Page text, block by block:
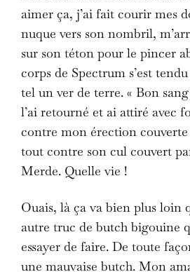
aimer ça, j’ai fait courir mes
nuque vers son nombril,
sur son téton pour le pincer
corps de Spectrum s’est
tel un ver de terre. « Bon
l’ai retourné et ai attiré avec
contre mon érection
tout contre son cul couvert
Merde. Quelle vie !
Ouais, là ça va bien plus loin
autre truc de butch bigouine
essayer de faire. De toute
une mauvaise butch. Mon